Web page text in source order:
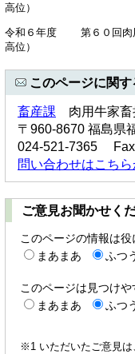
高位）
令和６年度 第６０回
高
このページに関
畜産課 肉用牛家畜
〒960-8670 福島県
024-521-7365
問い合わせはこちら
ご意見お聞かせく
このページの情報は役
まあまあ
ふつ
このページは見つけや
まあまあ
ふつ
※1 いただいたご意見は